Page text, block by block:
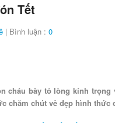
Tết
| Bình luận : 0
cháu bày tỏ lòng kính
chăm chút vẻ đẹp hình thức